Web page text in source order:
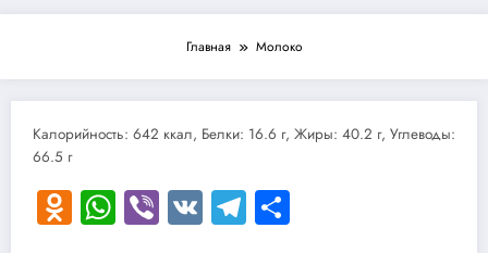
Главная Молоко
Калорийность: 642 ккал, Белки: 16.6 г, Жиры: 40.2 г, Углеводы:
66.5 г
Odnoklassniki
WhatsApp
Viber
VKTelegram